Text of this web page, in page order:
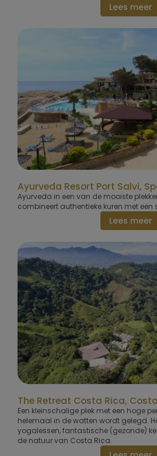
Lees meer
Ayurveda Resort Port Salvi,
Ayurveda in een van de mooiste
combineert authentieke kuren met
Lees meer
The Retreat Costa Rica,
Een kleinschalige plek met een hoge
helemaal in de watten wordt gelegd.
yogalessen, fantastische (gezonde)
de natuur van Costa Rica.